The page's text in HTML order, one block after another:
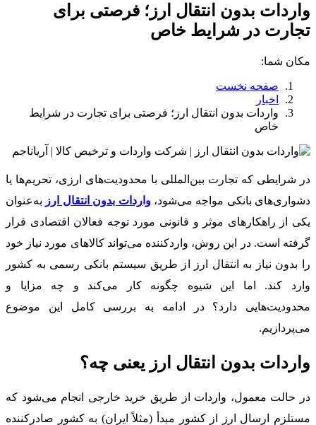
واردات بدون انتقال ارز؛ فرصتی برای
تجارت در شرایط خاص
مکان شما:
صفحه نخست
اخبار
واردات بدون انتقال ارز؛ فرصتی برای تجارت در شرایط
خاص
در شرایطی که تجارت بین‌المللی با محدودیت‌های ارزی، تحریم‌ها یا
دشواری‌های بانکی مواجه می‌شود،واردات بدون انتقال ارز به‌عنوان
یکی از راهکارهای موثر و قانونی مورد توجه فعالان اقتصادی قرار
گرفته است. در این روش، واردکننده می‌تواند کالاهای مورد نیاز خود
را بدون نیاز به انتقال ارز از طریق سیستم بانکی رسمی به کشور
وارد کند. اما این شیوه چگونه کار می‌کند و چه مزایا و
محدودیت‌هایی دارد؟ در ادامه به بررسی کامل این موضوع
می‌پردازیم.
واردات بدون انتقال ارز یعنی چه؟
در حالت معمول، واردات از طریق خرید خارجی انجام می‌شود که
مستلزم ارسال ارز از کشور مبدأ (مثلاً ایران) به کشور صادرکننده